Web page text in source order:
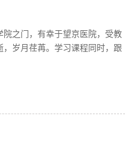
之门，有幸于望京医院，受教
岁月荏苒。学习课程同时，跟